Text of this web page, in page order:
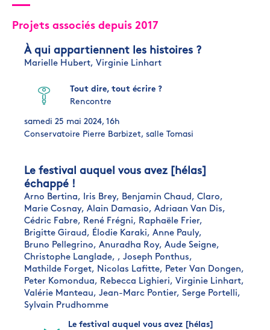
Projets associés depuis 2017
À qui appartiennent les histoires ?
Marielle Hubert, Virginie Linhart
Tout dire, tout écrire ?
Rencontre
samedi 25 mai 2024, 16h
Conservatoire Pierre Barbizet, salle Tomasi
Le festival auquel vous avez [hélas]
échappé !
Arno Bertina, Iris Brey, Benjamin Chaud, Claro,
Marie Cosnay, Alain Damasio, Adriaan Van Dis,
Cédric Fabre, René Frégni, Raphaële Frier,
Brigitte Giraud, Élodie Karaki, Anne Pauly,
Bruno Pellegrino, Anuradha Roy, Aude Seigne,
Christophe Langlade, , Joseph Ponthus,
Mathilde Forget, Nicolas Lafitte, Peter Van Dongen,
Peter Komondua, Rebecca Lighieri, Virginie Linhart,
Valérie Manteau, Jean-Marc Pontier, Serge Portelli,
Sylvain Prudhomme
Le festival auquel vous avez [hélas]